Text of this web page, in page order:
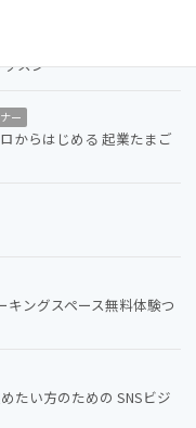
スン
ー
からはじめる 起業たまご
キングスペース無料体験つ
たい方のための SNSビジ